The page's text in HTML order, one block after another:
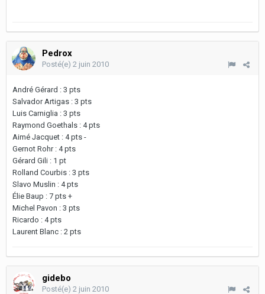
Pedrox
Posté(e) 2 juin 2010
André Gérard : 3 pts
Salvador Artigas : 3 pts
Luis Carniglia : 3 pts
Raymond Goethals : 4 pts
Aimé Jacquet : 4 pts -
Gernot Rohr : 4 pts
Gérard Gili : 1 pt
Rolland Courbis : 3 pts
Slavo Muslin : 4 pts
Élie Baup : 7 pts +
Michel Pavon : 3 pts
Ricardo : 4 pts
Laurent Blanc : 2 pts
gidebo
Posté(e) 2 juin 2010